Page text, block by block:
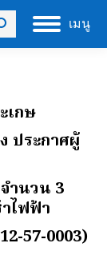
เมนู
เกษ
ประกาศผู้
านวน 3
ไฟฟ้า
57-0003)